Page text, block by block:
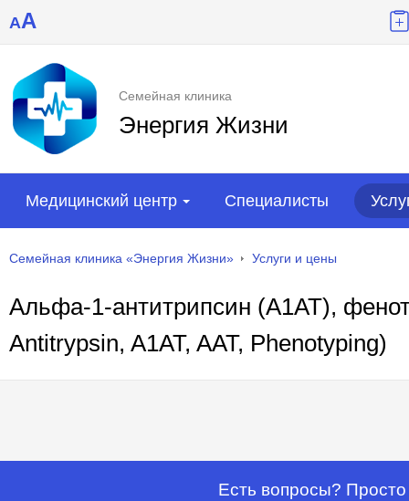
AA
Семейная клиника
Энергия Жизни
Медицинский центр Специалисты
Семейная клиника «Энергия Жизни» Услуги и цены
Альфа-1-антитрипсин (А1АТ),
Antitrypsin, A1AT, AAT, Phenotyping)
Есть вопросы?